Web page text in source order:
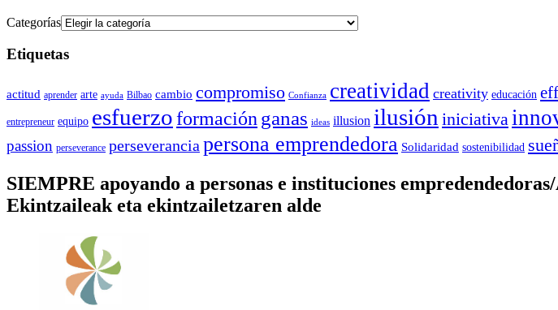
Categorías
Etiquetas
actitud aprender arte ayuda Bilbao cambio compromiso Confianza creatividad creativity educación
entrepreneur equipo esfuerzoformación ganas ideas illusion ilusión iniciativa
passion perseverance perseverancia persona emprendedora Solidaridad sostenibilidad
SIEMPRE apoyando a personas e instituciones
Ekintzaileak eta ekintzailetzaren alde